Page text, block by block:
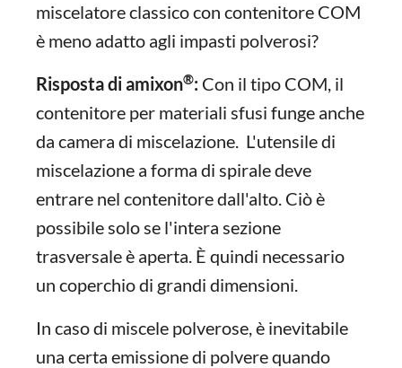
miscelatore classico con contenitore COM
è meno adatto agli impasti polverosi?
Risposta di amixon®: Con il tipo COM, il
contenitore per materiali sfusi funge anche
da camera di miscelazione. L'utensile di
miscelazione a forma di spirale deve
entrare nel contenitore dall'alto. Ciò è
possibile solo se l'intera sezione
trasversale è aperta. È quindi necessario
un coperchio di grandi dimensioni.
In caso di miscele polverose, è inevitabile
una certa emissione di polvere quando